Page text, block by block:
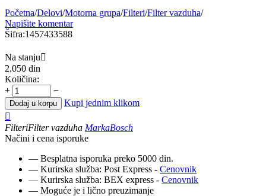
Početna/Delovi/Motorna grupa/Filteri/Filter vazduha/
Napišite komentar
Šifra:1457433588
Na stanju
2.050 din
Količina:
+
−
Dodaj u korpu
Kupi jednim klikom

FilteriFilter vazduha MarkaBosch
Načini i cena isporuke
— Besplatna isporuka preko 5000 din.
— Kurirska služba: Post Express - Cenovnik
— Kurirska služba: BEX express - Cenovnik
— Moguće je i lično preuzimanje